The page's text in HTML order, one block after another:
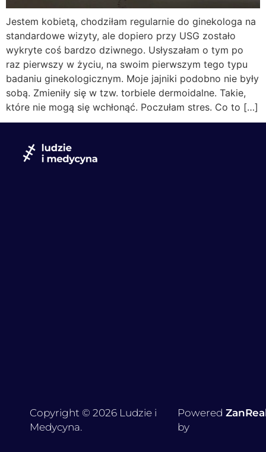
Jestem kobietą, chodziłam regularnie do ginekologa na
standardowe wizyty, ale dopiero przy USG zostało
wykryte coś bardzo dziwnego. Usłyszałam o tym po
raz pierwszy w życiu, na swoim pierwszym tego typu
badaniu ginekologicznym. Moje jajniki podobno nie były
sobą. Zmieniły się w tzw. torbiele dermoidalne. Takie,
które nie mogą się wchłonąć. Poczułam stres. Co to […]
Copyright © 2026 Ludzie i
Medycyna.
Powered
by